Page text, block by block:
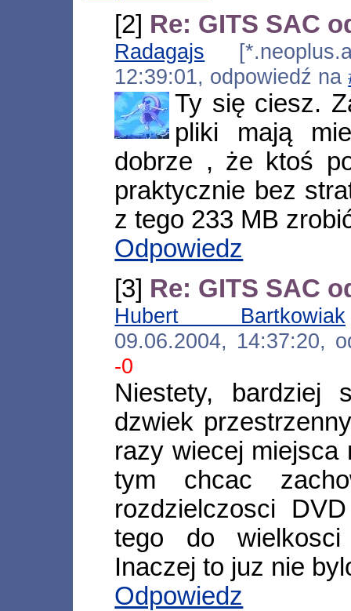
[2] Re: GITS SAC
Radagajs
12:39:01, odpowiedź na
Ty się ciesz.
pliki mają
dobrze , że ktoś
praktycznie bez
z tego 233 MB
Odpowiedz
[3] Re: GITS SAC
Hubert Bartkowiak
09.06.2004, 14:37:20,
-0
Niestety,
dzwiek
razy wiecej miejsca
tym chcac
rozdzielczosci
tego do wielkosci
Inaczej to juz nie
Odpowiedz